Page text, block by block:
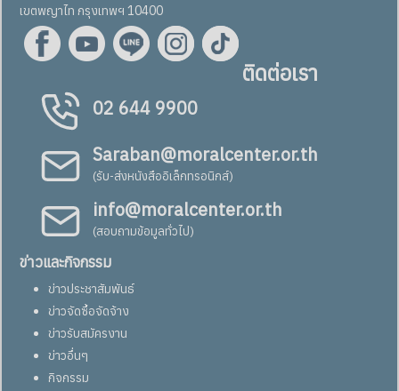
เขตพญาไท กรุงเทพฯ 10400
ติดต่อเรา
02 644 9900
Saraban@moralcenter.or.th
(รับ-ส่งหนังสืออิเล็กทรอนิกส์)
info@moralcenter.or.th
(สอบถามข้อมูลทั่วไป)
ข่าวและกิจกรรม
ข่าวประชาสัมพันธ์
ข่าวจัดซื้อจัดจ้าง
ข่าวรับสมัครงาน
ข่าวอื่นๆ
กิจกรรม